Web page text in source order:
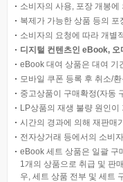
소비자의 사용, 포장 개봉
복제가 가능한 상품 등의
소비자의 요청에 따라 개별
디지털 컨텐츠인 eBook,
eBook 대여 상품은 대여 기
모바일 쿠폰 등록 후 취소/
중고상품이 구매확정(자동
LP상품의 재생 불량 원인
시간의 경과에 의해 재판매
전자상거래 등에서의 소비
eBook 세트 상품은 일괄 구
1개의 상품으로 취급 및 판
우, 세트 상품 전부 및 세트